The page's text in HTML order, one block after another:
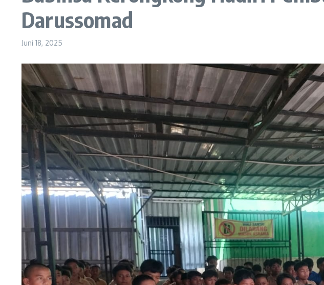
Darussomad
Juni 18, 2025